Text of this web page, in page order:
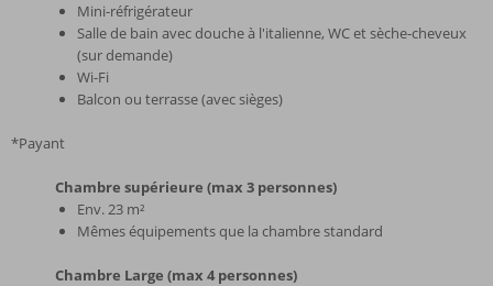
Mini-réfrigérateur
Salle de bain avec douche à l'italienne, WC et sèche-cheveux
(sur demande)
Wi-Fi
Balcon ou terrasse (avec sièges)
*Payant
Chambre supérieure (max 3 personnes)
Env. 23 m²
Mêmes équipements que la chambre standard
Chambre Large (max 4 personnes)